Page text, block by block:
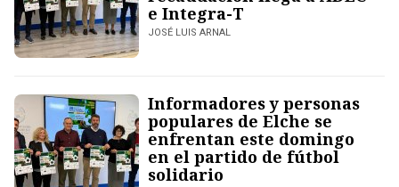
e Integra-T
JOSÉ LUIS ARNAL
Informadores y personas
populares de Elche se
enfrentan este domingo
en el partido de fútbol
solidario